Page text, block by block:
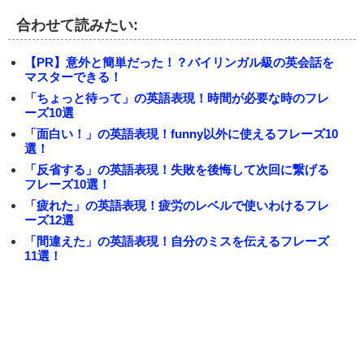
合わせて読みたい:
【PR】意外と簡単だった！？バイリンガル級の英会話を
マスターできる！
「ちょっと待って」の英語表現！時間が必要な時のフレ
ーズ10選
「面白い！」の英語表現！funny以外に使えるフレーズ10
選！
「反省する」の英語表現！失敗を後悔して次回に繋げる
フレーズ10選！
「疲れた」の英語表現！疲労のレベルで使いわけるフレ
ーズ12選
「間違えた」の英語表現！自分のミスを伝えるフレーズ
11選！